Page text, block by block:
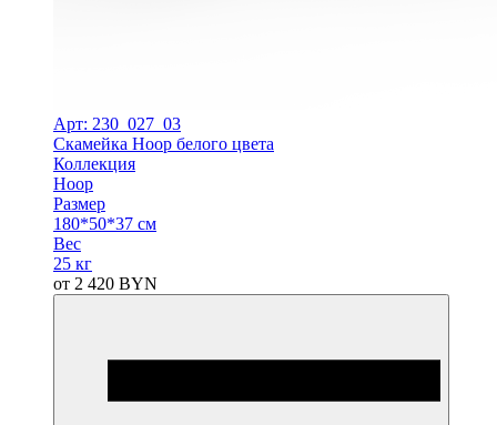
Арт: 230_027_03
Скамейка Hoop белого цвета
Коллекция
Hoop
Размер
180*50*37 см
Вес
25 кг
от 2 420 BYN